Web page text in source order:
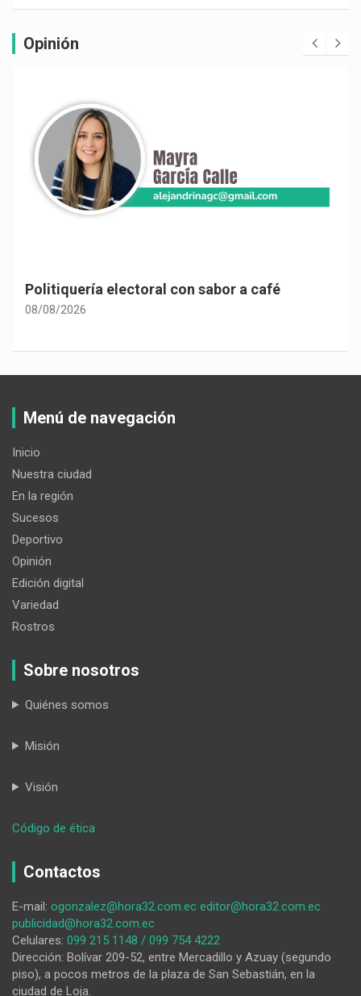
Opinión
a café
Las consecuencias de la
Menú de navegación
Inicio
Nuestra ciudad
En la región
Sucesos
Deportivo
Opinión
Edición digital
Variedad
Rostros
Sobre nosotros
Quiénes somos
Misión
Visión
Código de ética
‘Vivir,
y
cuidar
siempre,
aunque
duela
Contactos
E-mail: ogonzalez@hora32.com.ec editor@hora32.com.ec
publicidad@hora32.com.ec
Celulares: 099 215 1148 / 099 754 4222
Dirección: Bolívar 209-52, entre Mercadillo y Azuay (segundo
piso), a pocos metros de la plaza de San Sebastián, en la
ciudad de Loja.